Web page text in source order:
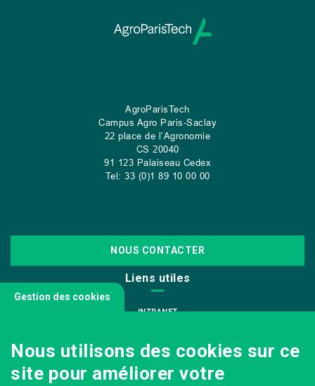
AgroParisTech
Campus Agro Paris-Saclay
22 place de l’Agronomie
CS 20040
91 123 Palaiseau Cedex
Tel: 33 (0)1 89 10 00 00
NOUS CONTACTER
Liens utiles
INTRANET
INFODOC
PÔLE IMAGE
Gestion des cookies
Nous utilisons des cookies sur ce
site pour améliorer votre